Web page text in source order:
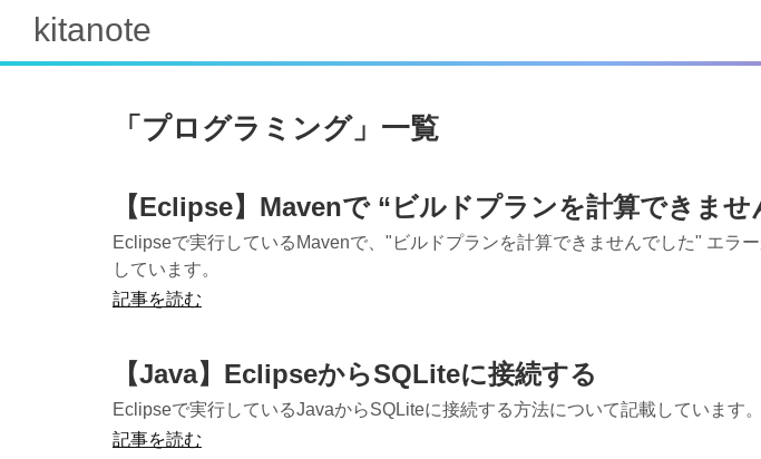
kitanote
「 プログラミング」 一覧
【Eclipse】Mavenで “ビルドプランを計算できま
Eclipseで実行しているMavenで、"ビルドプランを計算できませんでした" エラ
しています。
記事を読む
【Java】EclipseからSQLiteに接続する
Eclipseで実行しているJavaからSQLiteに接続する方法について記載しています。
記事を読む